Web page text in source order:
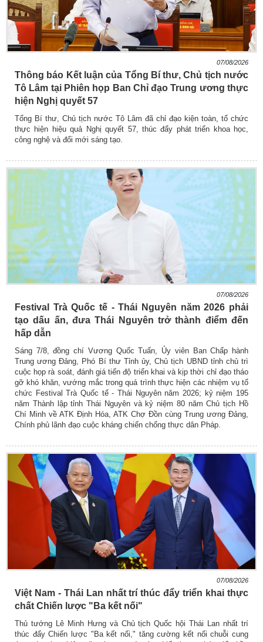
07/08/2026
Thông báo Kết luận của Tổng Bí thư, Chủ tịch nước
Tô Lâm tại Phiên họp Ban Chỉ đạo Trung ương thực
hiện Nghị quyết 57
Tổng Bí thư, Chủ tịch nước Tô Lâm đã chỉ đạo kiện toàn, tổ chức
thực hiện hiệu quả Nghị quyết 57, thúc đẩy phát triển khoa học,
công nghệ và đổi mới sáng tạo.
07/08/2026
Festival Trà Quốc tế - Thái Nguyên năm 2026 phải
tạo dấu ấn, đưa Thái Nguyên trở thành điểm đến
hấp dẫn
Sáng 7/8, đồng chí Vương Quốc Tuấn, Ủy viên Ban Chấp hành
Trung ương Đảng, Phó Bí thư Tỉnh ủy, Chủ tịch UBND tỉnh chủ trì
cuộc họp rà soát, đánh giá tiến độ triển khai và kịp thời chỉ đạo tháo
gỡ khó khăn, vướng mắc trong quá trình thực hiện các nhiệm vụ tổ
chức Festival Trà Quốc tế - Thái Nguyên năm 2026; kỷ niệm 195
năm Thành lập tỉnh Thái Nguyên và kỷ niệm 80 năm Chủ tịch Hồ
Chí Minh về ATK Định Hóa, ATK Chợ Đồn cùng Trung ương Đảng,
Chính phủ lãnh đạo cuộc kháng chiến chống thực dân Pháp.
07/08/2026
Việt Nam - Thái Lan nhất trí thúc đẩy triển khai thực
chất Chiến lược "Ba kết nối"
Thủ tướng Lê Minh Hưng và Chủ tịch Quốc hội Thái Lan nhất trí
thúc đẩy Chiến lược "Ba kết nối," tăng cường kết nối chuỗi cung